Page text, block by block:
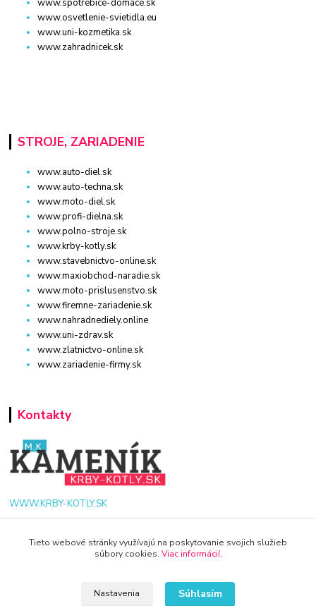
www.spotrebice-domace.sk
www.osvetlenie-svietidla.eu
www.uni-kozmetika.sk
www.zahradnicek.sk
STROJE, ZARIADENIE
www.auto-diel.sk
www.auto-techna.sk
www.moto-diel.sk
www.profi-dielna.sk
www.polno-stroje.sk
www.krby-kotly.sk
www.stavebnictvo-online.sk
www.maxiobchod-naradie.sk
www.moto-prislusenstvo.sk
www.firemne-zariadenie.sk
www.nahradnediely.online
www.uni-zdrav.sk
www.zlatnictvo-online.sk
www.zariadenie-firmy.sk
Kontakty
WWW.KRBY-KOTLY.SK
Tieto webové stránky využívajú na poskytovanie svojich služieb
súbory cookies. Viac informácií.
Nastavenia Súhlasím